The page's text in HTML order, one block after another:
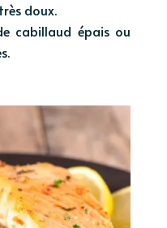
doux.
cabillaud épais ou